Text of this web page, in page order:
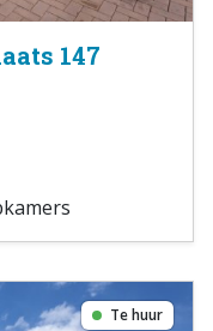
147
Te huur